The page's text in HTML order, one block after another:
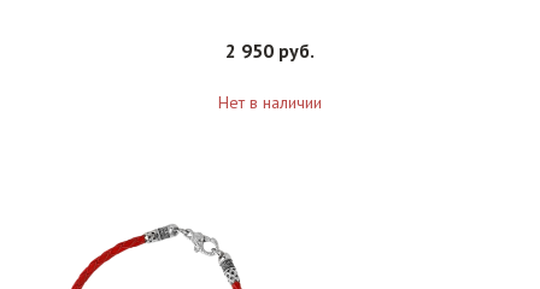
2 950 руб.
Нет в наличии